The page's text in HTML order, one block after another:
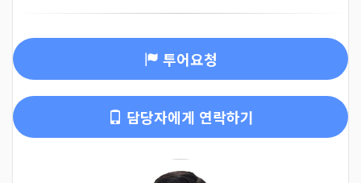
투어요청
담당자에게 연락하기